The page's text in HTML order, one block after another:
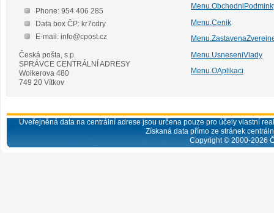
Phone: 954 406 285
Data box ČP: kr7cdry
E-mail: info@cpost.cz
Česká pošta, s.p.
SPRÁVCE CENTRÁLNÍ ADRESY
Wolkerova 480
749 20 Vítkov
Menu.Cenik
Menu.UsneseniVlady
Menu.OAplikaci
Uveřejněná data na centrální adrese jsou určena pouze pro účely vlastní
Získaná data přímo ze stránek
Copyright © 2000-2026